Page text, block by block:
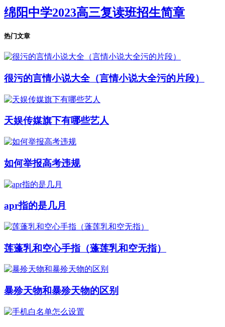
绵阳中学2023高三复读班招生简章
热门文章
很污的言情小说大全（言情小说大全污的片段）
天娱传媒旗下有哪些艺人
如何举报高考违规
apr指的是几月
莲蓬乳和空心手指（蓬莲乳和空无指）
暴殄天物和暴殄天物的区别